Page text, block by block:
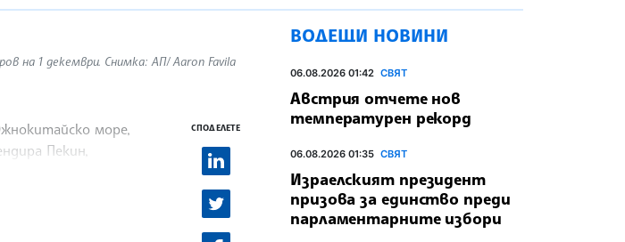
на 1 декември. Снимка: AП/ Aaron Favila
море,
Пекин,
СПОДЕЛЕТЕ
ВОДЕЩИ НОВИНИ
06.08.2026 01:42 СВЯТ
Австрия отчете нов
температурен рекорд
06.08.2026 01:35 СВЯТ
Израелският президент
призова за единство преди
парламентарните избори